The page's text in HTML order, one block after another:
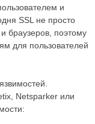
и
SSL не просто
браузеров, поэтому
для пользователей
Netsparker или